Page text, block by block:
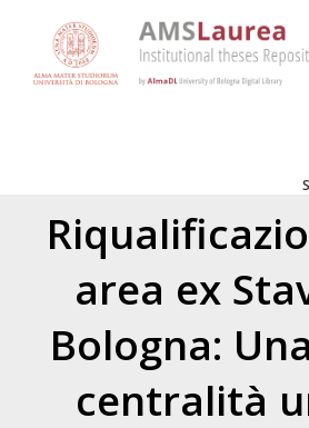
area ex
Bologna:
centralità